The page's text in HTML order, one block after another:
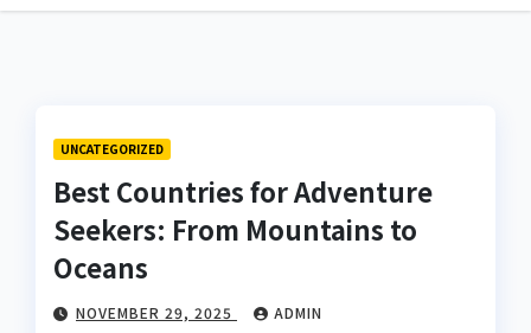
UNCATEGORIZED
Best Countries for Adventure
Seekers: From Mountains to
Oceans
NOVEMBER 29, 2025 ADMIN